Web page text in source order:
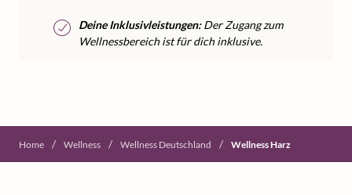
Deine Inklusivleistungen:Der Zugang zum
Wellnessbereich ist für dich inklusive.
Home / Wellness / Wellness Deutschland / Wellness Harz